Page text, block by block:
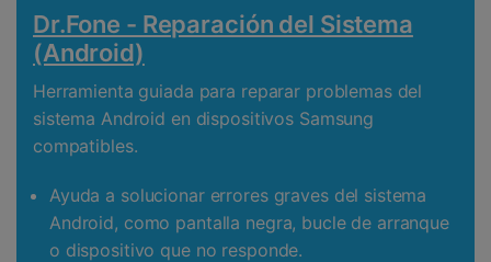
Dr.Fone - Reparación del Sistema
(Android)
Herramienta guiada para reparar problemas del
sistema Android en dispositivos Samsung
compatibles.
Ayuda a solucionar errores graves del sistema
Android, como pantalla negra, bucle de arranque
o dispositivo que no responde.